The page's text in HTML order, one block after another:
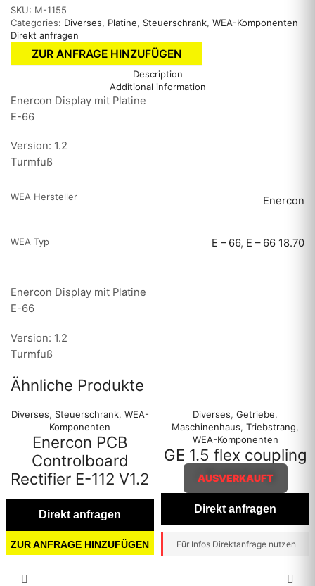
SKU: M-1155
Categories: Diverses, Platine, Steuerschrank, WEA-Komponenten
Direkt anfragen
ZUR ANFRAGE HINZUFÜGEN
Description
Additional information
Enercon Display mit Platine
E-66
Version: 1.2
Turmfuß
WEA Hersteller Enercon
WEA Typ E – 66, E – 66 18.70
Enercon Display mit Platine
E-66
Version: 1.2
Turmfuß
Ähnliche Produkte
Diverses, Steuerschrank, WEA-
Komponenten
Enercon PCB
Controlboard
Rectifier E-112 V1.2
Direkt anfragen
ZUR ANFRAGE HINZUFÜGEN
AUSVERKAUFT
Diverses, Getriebe,
Maschinenhaus, Triebstrang,
WEA-Komponenten
GE 1.5 flex coupling
/ Kupplung
Direkt anfragen
Für Infos Direktanfrage nutzen